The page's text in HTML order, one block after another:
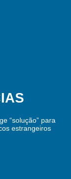
“solução” para
estrangeiros